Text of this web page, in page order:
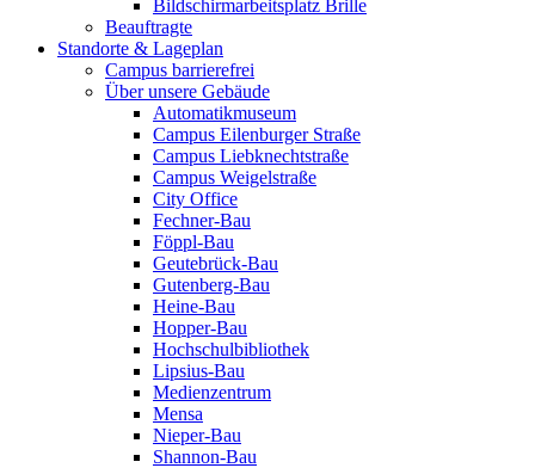
Bildschirmarbeitsplatz Brille
Beauftragte
Standorte & Lageplan
Campus barrierefrei
Über unsere Gebäude
Automatikmuseum
Campus Eilenburger Straße
Campus Liebknechtstraße
Campus Weigelstraße
City Office
Fechner-Bau
Föppl-Bau
Geutebrück-Bau
Gutenberg-Bau
Heine-Bau
Hopper-Bau
Hochschulbibliothek
Lipsius-Bau
Medienzentrum
Mensa
Nieper-Bau
Shannon-Bau